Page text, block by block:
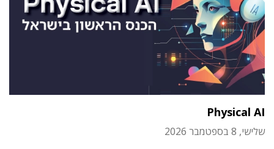
Physical AI
שלישי, 8 בספטמבר 2026